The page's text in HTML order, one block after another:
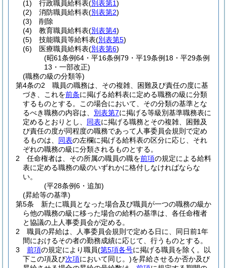
(1)
行政職員給料表(別表第1)
(2)
消防職員給料表(別表第2)
(3)
削除
(4)
教育職員給料表(別表第4)
(5)
技能職員等給料表(別表第5)
(6)
医療職員給料表(別表第6)
(昭61条例64・平16条例79・平19条例18・平29条例
13・一部改正)
(職務の級の分類等)
第4条の2
職員の職務は、その複雑、困難及び責任の度に基
づき、これを前条に掲げる給料表に定める職務の級に分類
するものとする。
この場合において、その分類の基準とな
るべき職務の内容は、 別表第7に掲げる等級別基準職務表に
定めるとおりとし、 同表に掲げる職務とその複雑、困難及
び責任の度が同程度の職務であって人事委員会規則で定め
るものは、 同表の左欄に掲げる給料表の区分に応じ、それ
ぞれの職務の級に分類されるものとする。
2
任命権者は、その所属の職員の職を前項の規定による給料
表に定める職務の級のいずれかに格付しなければならな
い。
(平28条例6・追加)
(昇給等の基準)
第5条
新たに職員となった場合及び職員が一つの職務の級か
ら他の職務の級に移った場合の給料の基準は、各任命権者
と協議の上人事委員会が定める。
2
職員の昇給は、人事委員会規則で定める日に、同日前1年
間におけるその者の勤務成績に応じて、行うものとする。
3
前項の規定により職員(第5項各号に掲げる職員を除く。以
下この項及び次項において同じ。)を昇給させるか否か及び